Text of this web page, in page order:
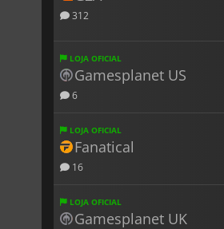
312
LOJA OFICIAL
Gamesplanet US
6
LOJA OFICIAL
Fanatical
16
LOJA OFICIAL
Gamesplanet UK